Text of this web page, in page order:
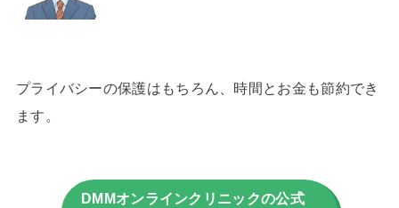
プライバシーの保護はもちろん、時間とお金も節約でき
ます。
DMMオンラインクリニックの公式